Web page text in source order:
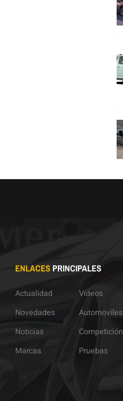
ENLACESPRINCIPALES
Actualidad
Novedades
Noticias
Marcas
Vídeos
Automoviles
Competición
Pruebas